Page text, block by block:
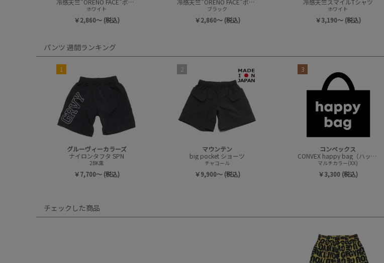
冷感天竺”ORENO FACE”ポケットTシャツ
ホワイト
￥2,860～ (税込)
冷感天竺”ORENO FACE”ポケットTシャツ
ブラック
￥2,860～ (税込)
冷感天竺スマイルTシャツ
ホワイト
￥3,190～ (税込)
パンツ 週間ランキング
1
グルーヴィーカラーズ
ナイロンタフタ SPN
2BK黒
￥7,700～ (税込)
2
マウンテン
big pocket ショーツ
チャコール
￥9,900～ (税込)
3
コンベックス
CONVEX happy bag（ハッピーバック）
マルチカラー(XX)
￥3,300 (税込)
チェックした商品